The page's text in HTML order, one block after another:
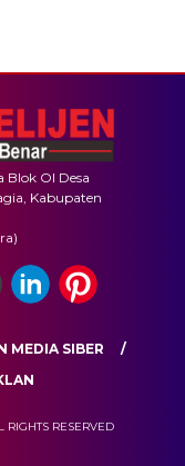
OI Desa
Kabupaten
MEDIA SIBER
RESERVED